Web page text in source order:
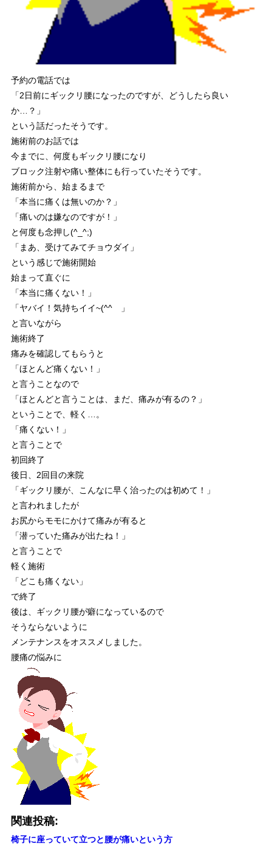
予約の電話では
「2日前にギックリ腰になったのですが、どうしたら良い
か…？」
という話だったそうです。
施術前のお話では
今までに、何度もギックリ腰になり
ブロック注射や痛い整体にも行っていたそうです。
施術前から、始まるまで
「本当に痛くは無いのか？」
「痛いのは嫌なのですが！」
と何度も念押し(^_^;)
「まあ、受けてみてチョウダイ」
という感じで施術開始
始まって直ぐに
「本当に痛くない！」
「ヤバイ！気持ちイイ~(^^ゞ」
と言いながら
施術終了
痛みを確認してもらうと
「ほとんど痛くない！」
と言うことなので
「ほとんどと言うことは、まだ、痛みが有るの？」
ということで、軽く…。
「痛くない！」
と言うことで
初回終了
後日、2回目の来院
「ギックリ腰が、こんなに早く治ったのは初めて！」
と言われましたが
お尻からモモにかけて痛みが有ると
「潜っていた痛みが出たね！」
と言うことで
軽く施術
「どこも痛くない」
で終了
後は、ギックリ腰が癖になっているので
そうならないように
メンテナンスをオススメしました。
腰痛の悩みに
関連投稿:
椅子に座っていて立つと腰が痛いという方